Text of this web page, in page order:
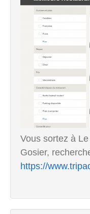
Vous sortez à
Gosier,
https://